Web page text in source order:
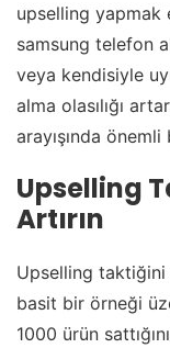
upselling yapmak
samsung telefon
veya kendisiyle
alma olasılığı
arayışında önemli
Upselling
Artırın
Upselling taktiğini
basit bir örneği
1000 ürün